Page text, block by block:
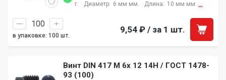
г.
Диаметр: 6 мм мм. Длина: 10 мм мм. ...
в упаковке: 100 шт.
9,54 ₽ / за 1 шт.
Винт DIN 417 M 6x 12 14H / ГОСТ 1478-
93 (100)